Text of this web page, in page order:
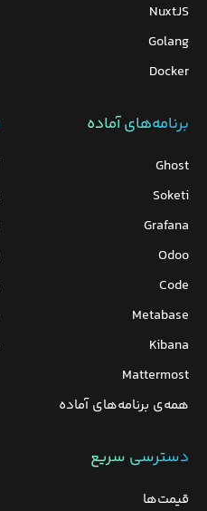
NuxtJS
Golang
Docker
برنامه‌های‌ آماده
Ghost
Soketi
Grafana
Odoo
Code
Metabase
Kibana
Mattermost
همه‌ی برنامه‌های آماده
دسترسی سریع
قیمت‌ها